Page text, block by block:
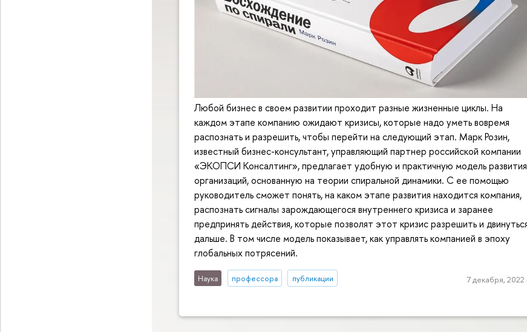
Любой бизнес в своем развитии проходит разные жизненные циклы. На
каждом этапе компанию ожидают кризисы, которые надо уметь вовремя
распознать и разрешить, чтобы перейти на следующий этап. Марк Розин,
известный бизнес-консультант, управляющий партнер российской компании
«ЭКОПСИ Консалтинг», предлагает удобную и практичную модель развития
организаций, основанную на теории спиральной динамики. С ее помощью
руководитель сможет понять, на каком этапе развития находится компания,
распознать сигналы зарождающегося внутреннего кризиса и заранее
предпринять действия, которые позволят этот кризис разрешить и
дальше. В том числе модель показывает, как управлять компанией в эпоху
глобальных потрясений.
Наука профессора публикации 7 декабря, 2022